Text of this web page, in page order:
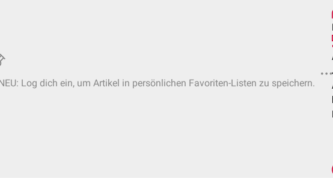
Log dich ein, um Artikel in persönlichen Favoriten-Listen zu speichern.